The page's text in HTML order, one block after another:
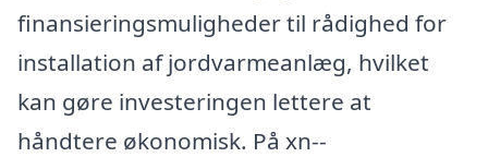
finansieringsmuligheder til rådighed for
installation af jordvarmeanlæg, hvilket
kan gøre investeringen lettere at
håndtere økonomisk. På xn--